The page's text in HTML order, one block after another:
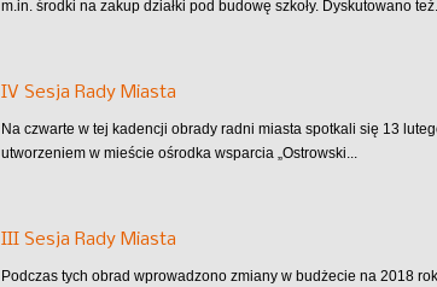
m.in. środki na zakup działki pod budowę szkoły. Dyskutowano
IV Sesja Rady Miasta
Na czwarte w tej kadencji obrady radni miasta spotkali się 13
utworzeniem w mieście ośrodka wsparcia „Ostrowski...
III Sesja Rady Miasta
Podczas tych obrad wprowadzono zmiany w budżecie na 2018